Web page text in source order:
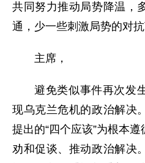
共同努力推动局势降温，
通，少一些刺激局势的对抗
主席，
避免类似事件再次发
现乌克兰危机的政治解决
提出的“四个应该”为根本
劝和促谈、推动政治解决